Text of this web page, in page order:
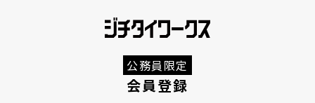
公務員限定
会員登録